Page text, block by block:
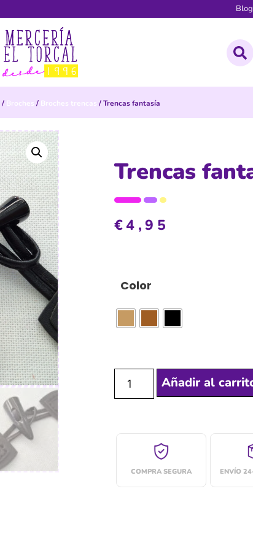
Blog
/ Broches / Broches trencas / Trencas fantasía
Trencas
€4,95
Color
Añadir al
COMPRA SEGURA ENVÍO